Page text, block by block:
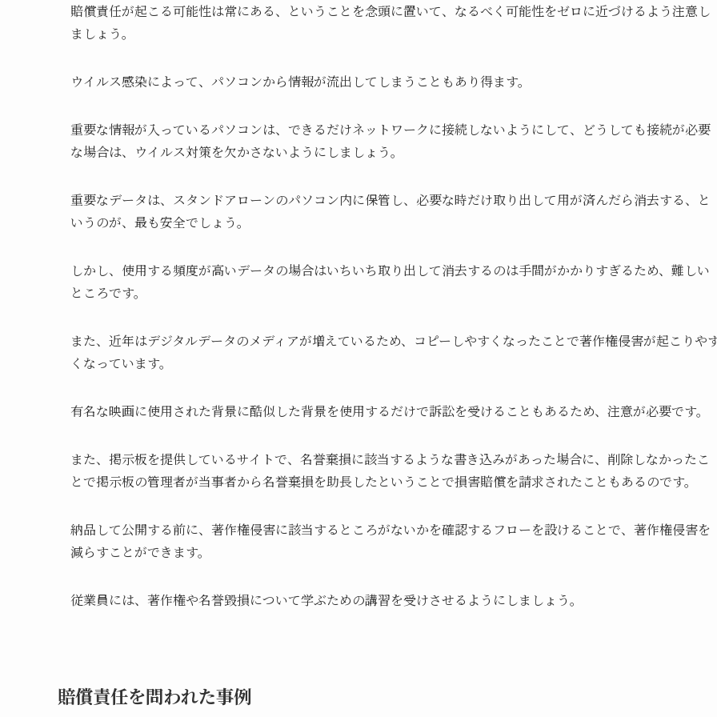
賠償責任が起こる可能性は常にある、ということを念頭に置いて、なるべく可能性をゼロに近づけるよう注意し
ましょう。
ウイルス感染によって、パソコンから情報が流出してしまうこともあり得ます。
重要な情報が入っているパソコンは、できるだけネットワークに接続しないようにして、どうしても接続が必要
な場合は、ウイルス対策を欠かさないようにしましょう。
重要なデータは、スタンドアローンのパソコン内に保管し、必要な時だけ取り出して用が済んだら消去する、と
いうのが、最も安全でしょう。
しかし、使用する頻度が高いデータの場合はいちいち取り出して消去するのは手間がかかりすぎるため、難しい
ところです。
また、近年はデジタルデータのメディアが増えているため、コピーしやすくなったことで著作権侵害が起こりや
くなっています。
有名な映画に使用された背景に酷似した背景を使用するだけで訴訟を受けることもあるため、注意が必要です。
また、掲示板を提供しているサイトで、名誉棄損に該当するような書き込みがあった場合に、削除しなかったこ
とで掲示板の管理者が当事者から名誉棄損を助長したということで損害賠償を請求されたこともあるのです。
納品して公開する前に、著作権侵害に該当するところがないかを確認するフローを設けることで、著作権侵害を
減らすことができます。
従業員には、著作権や名誉毀損について学ぶための講習を受けさせるようにしましょう。
賠償責任を問われた事例